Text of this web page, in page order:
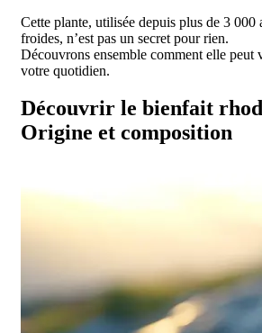
Cette plante, utilisée depuis plus de 3 000
froides, n’est pas un secret pour rien.
Découvrons ensemble comment elle peut
votre quotidien.
Découvrir le bienfait
Origine et composition